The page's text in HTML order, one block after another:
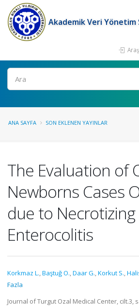
Akademik Veri Yönetim
Ara
ANA SAYFA SON EKLENEN YAYINLAR
The Evaluation of
Newborns Cases
due to Necrotizing
Enterocolitis
Korkmaz L.,Baştuğ O.,Daar G.,Korkut S.,
Fazla
Journal of Turgut Ozal Medical Center, cilt.3,